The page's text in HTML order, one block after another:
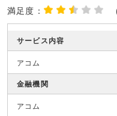
満足度：
サービス内容
アコム
金融機関
アコム